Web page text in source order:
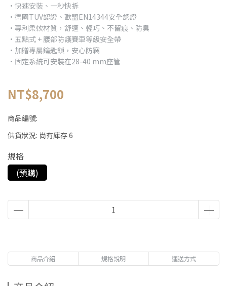
•快速安裝、一秒快拆
•德國TUV認證、歐盟EN14344安全認證
•專利柔軟材質，舒適、輕巧、不留痕、防臭
•五點式 + 腰部防護賽車等級安全帶
•加贈專屬鑰匙鎖，安心防竊
•固定系統可安裝在28-40 mm座管
NT$8,700
商品編號:
供貨狀況: 尚有庫存 6
規格
(預購)
商品介紹 規格說明 運送方式